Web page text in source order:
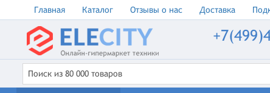
Главная Каталог Отзывы о нас Доставка